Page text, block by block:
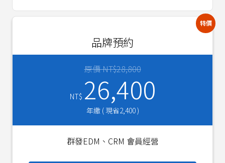
特價
品牌預約
原價 NT$28,800
NT$ 26,400
年繳 ( 現省2,400 )
群發EDM、CRM 會員經營